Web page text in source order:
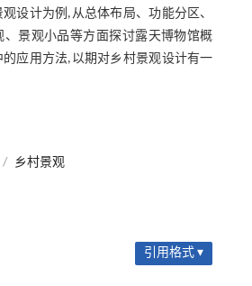
设计为例,从总体布局、功能分区、
、景观小品等方面探讨露天博物馆概
应用方法,以期对乡村景观设计有一
/ 乡村景观
引用格式 ▾